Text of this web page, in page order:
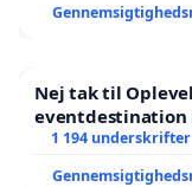
Nej tak til
eventdestination
lokalområde i
1 194 underskrifter